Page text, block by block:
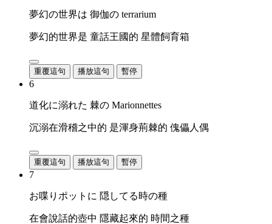
夢幻の世界は 御伽の terrarium
夢幻的世界是 童話王國的 星體飼育箱
重覆這句 播放這句 暫停
6
道化に溺れた 棘の Marionnettes
沉溺在滑稽之中的 是渾身荊棘的 傀儡人偶
重覆這句 播放這句 暫停
7
お喋りポットに 隠してる時の種
在會說話的壺中 隱藏起來的 時間之種